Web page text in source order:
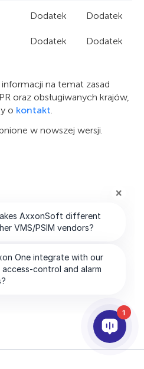
Dodatek Dodatek
Dodatek Dodatek
na temat zasad
oraz obsługiwanych krajów,
o kontakt.
w nowszej wersji.
1